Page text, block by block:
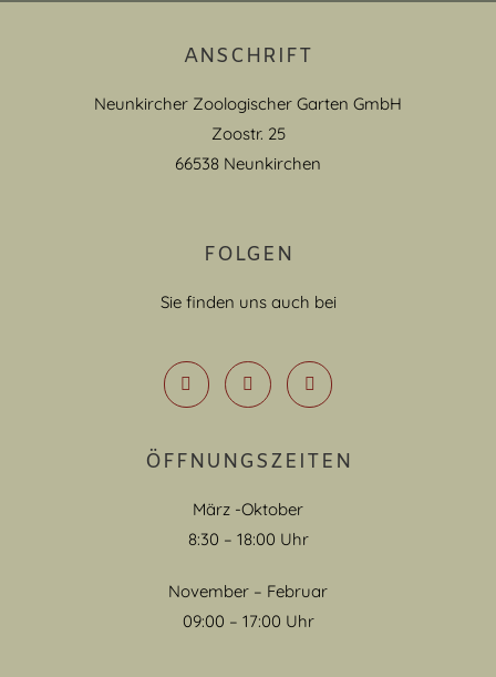
ANSCHRIFT
Neunkircher Zoologischer Garten GmbH
Zoostr. 25
66538 Neunkirchen
FOLGEN
Sie finden uns auch bei
ÖFFNUNGSZEITEN
März -Oktober
8:30 – 18:00 Uhr
November – Februar
09:00 – 17:00 Uhr